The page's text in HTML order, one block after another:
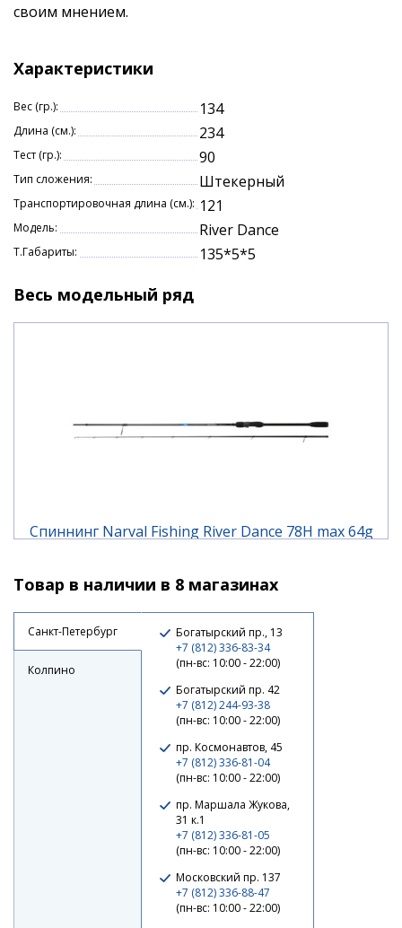
своим мнением.
Характеристики
Вес (гр.): 134
Длина (см.): 234
Тест (гр.): 90
Тип сложения: Штекерный
Транспортировочная длина (см.): 121
Модель: River Dance
Т.Габариты: 135*5*5
Весь модельный ряд
Спиннинг Narval Fishing River Dance 78H max 64g
13 410 ₽
Спиннинг Narval Fishing River Dance 78XH max 90g
Fast
13 630 ₽
Товар в наличии в 8 магазинах
Санкт-Петербург
Колпино
Богатырский пр., 13
+7 (812) 336-83-34
(пн-вс: 10:00 - 22:00)
Богатырский пр. 42
+7 (812) 244-93-38
(пн-вс: 10:00 - 22:00)
пр. Космонавтов, 45
+7 (812) 336-81-04
(пн-вс: 10:00 - 22:00)
пр. Маршала Жукова,
31 к.1
+7 (812) 336-81-05
(пн-вс: 10:00 - 22:00)
Московский пр. 137
+7 (812) 336-88-47
(пн-вс: 10:00 - 22:00)